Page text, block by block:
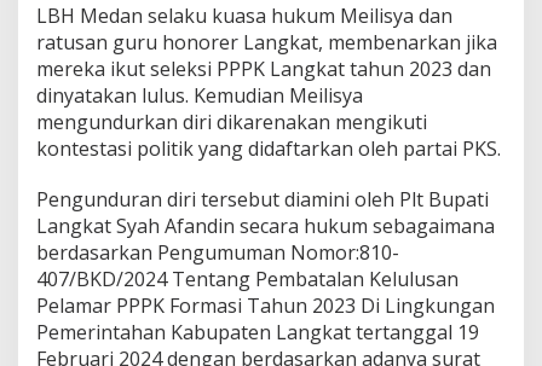
LBH Medan selaku kuasa hukum Meilisya dan
ratusan guru honorer Langkat, membenarkan jika
mereka ikut seleksi PPPK Langkat tahun 2023 dan
dinyatakan lulus. Kemudian Meilisya
mengundurkan diri dikarenakan mengikuti
kontestasi politik yang didaftarkan oleh partai PKS.
Pengunduran diri tersebut diamini oleh Plt Bupati
Langkat Syah Afandin secara hukum sebagaimana
berdasarkan Pengumuman Nomor:810-
407/BKD/2024 Tentang Pembatalan Kelulusan
Pelamar PPPK Formasi Tahun 2023 Di Lingkungan
Pemerintahan Kabupaten Langkat tertanggal 19
Februari 2024 dengan berdasarkan adanya surat